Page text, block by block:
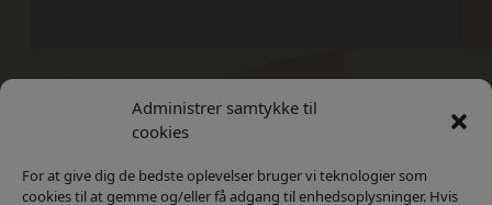
Administrer samtykke til
cookies
For at give dig de bedste oplevelser bruger vi teknologier som
cookies til at gemme og/eller få adgang til enhedsoplysninger. Hvis
Kontakt